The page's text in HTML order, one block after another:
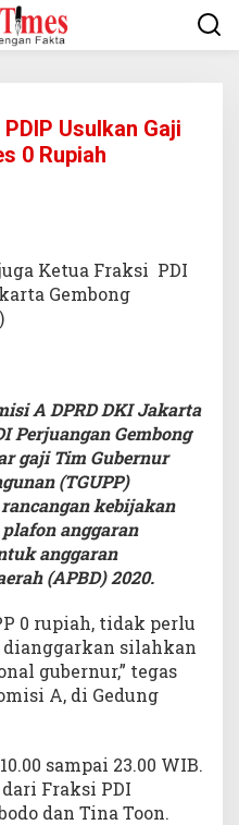
Usulkan Gaji
0 Rupiah
Ketua Fraksi PDI
Gembong
A DPRD DKI Jakarta
Perjuangan Gembong
gaji Tim Gubernur
(TGUPP)
kebijakan
anggaran
anggaran
(APBD) 2020.
0 rupiah, tidak perlu
silahkan
gubernur,” tegas
A, di Gedung
sampai 23.00 WIB.
Fraksi PDI
dan Tina Toon.